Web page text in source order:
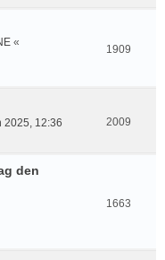
«
1909
2025, 12:36
2009
den
1663